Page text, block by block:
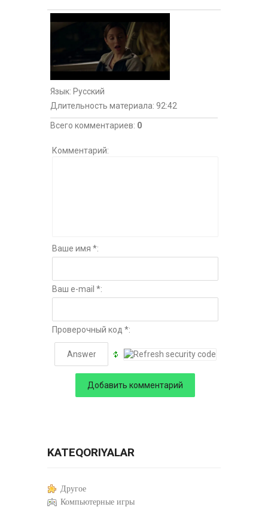
Язык: Русский
Длительность материала: 92:42
Всего комментариев: 0
Комментарий:
Ваше имя *:
Ваш e-mail *:
Проверочный код *:
KATEQORIYALAR
Другое
Компьютерные игры